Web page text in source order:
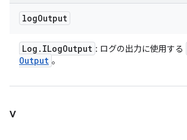
logOutput
Log . ILogOutput : ログの出力に使用する
Output 。
v